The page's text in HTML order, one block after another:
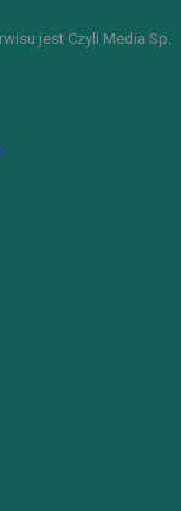
jest Czyli Media Sp.